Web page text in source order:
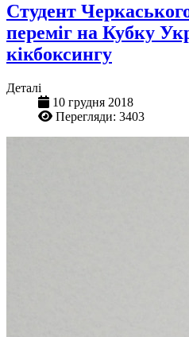
Студент
переміг на Кубку
кікбоксингу
Деталі
10 грудня 2018
Перегляди: 3403